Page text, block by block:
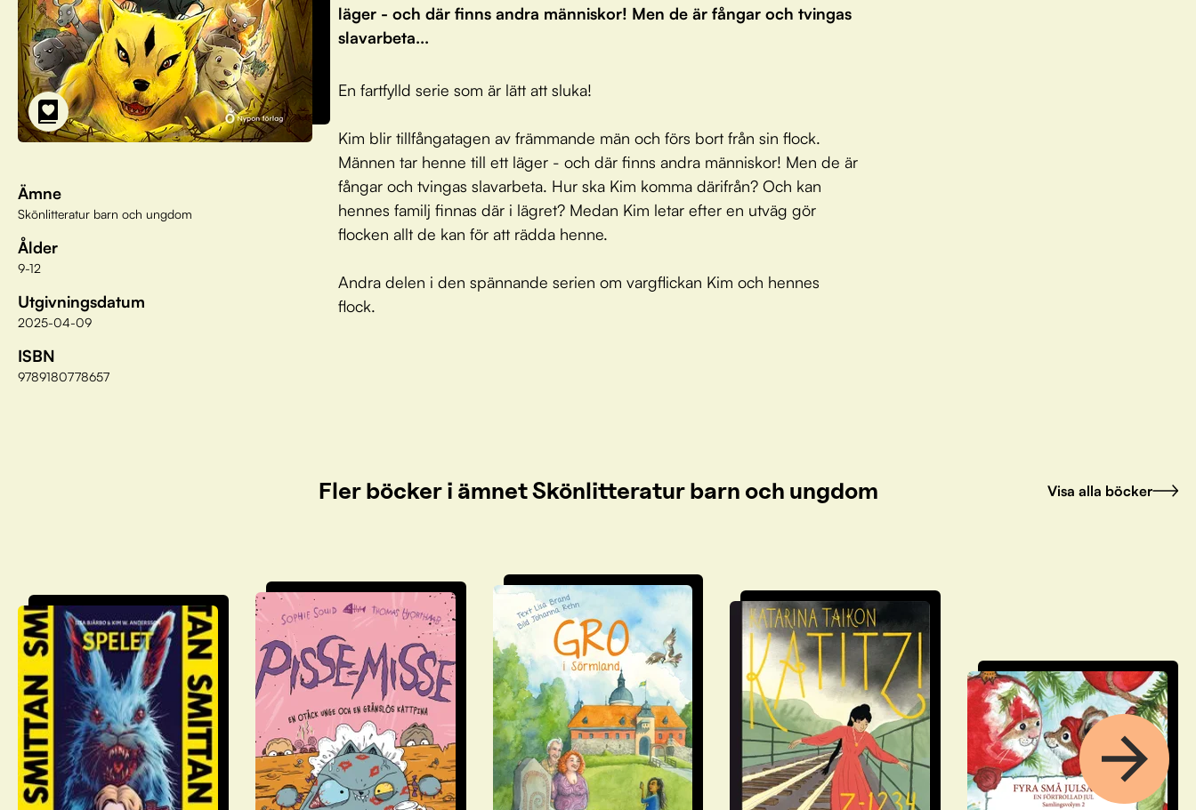
Ämne
Skönlitteratur barn och ungdom
Ålder
9-12
Utgivningsdatum
2025-04-09
ISBN
9789180778657
läger - och där finns andra människor! Men de är fångar och tvingas
slavarbeta...
En fartfylld serie som är lätt att sluka!
Kim blir tillfångatagen av främmande män och förs bort från sin flock.
Männen tar henne till ett läger - och där finns andra människor! Men de är
fångar och tvingas slavarbeta. Hur ska Kim komma därifrån? Och kan
hennes familj finnas där i lägret? Medan Kim letar efter en utväg gör
flocken allt de kan för att rädda henne.
Andra delen i den spännande serien om vargflickan Kim och hennes
flock.
Fler böcker i ämnet Skönlitteratur barn och ungdom Visa alla böcker